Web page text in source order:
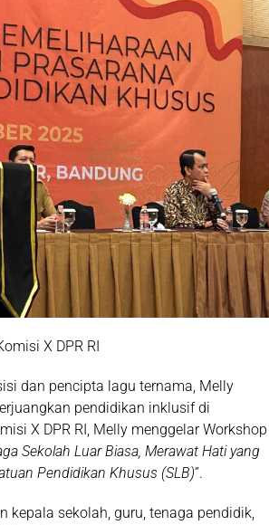
X DPR RI
dan pencipta lagu ternama, Melly
pendidikan inklusif di
X DPR RI, Melly menggelar Workshop
Sekolah Luar Biasa, Merawat Hati yang
Pendidikan Khusus (SLB)”.
sekolah, guru, tenaga pendidik,